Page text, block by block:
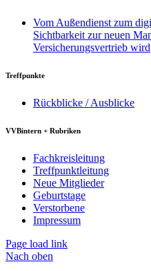
Vom Außendienst zum
Sichtbarkeit zur neuen
Versicherungsvertrieb wird
Treffpunkte
Rückblicke / Ausblicke
VVBintern + Rubriken
Fachkreisleitung
Treffpunktleitung
Neue Mitglieder
Geburtstage
Verstorbene
Impressum
Page load link
Nach oben